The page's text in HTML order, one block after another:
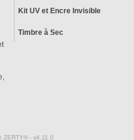
Kit UV et Encre Invisible
Timbre à Sec
ZERTY® - v4.11.0